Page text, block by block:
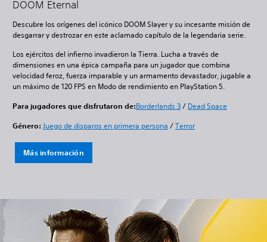
DOOM Eternal
Descubre los orígenes del icónico DOOM Slayer y su incesante misión de
desgarrar y destrozar en este aclamado capítulo de la legendaria serie.
Los ejércitos del infierno invadieron la Tierra. Lucha a través de
dimensiones en una épica campaña para un jugador que combina
velocidad feroz, fuerza imparable y un armamento devastador, jugable a
un máximo de 120 FPS en Modo de rendimiento en PlayStation 5.
Para jugadores que disfrutaron de:Borderlands 3/ Dead Space
Género: Juego de disparos en primera persona /Terror
Más información